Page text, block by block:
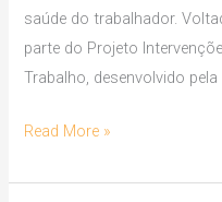
saúde do trabalhador.
parte do Projeto
Trabalho, desenvolvido pela
Read More »